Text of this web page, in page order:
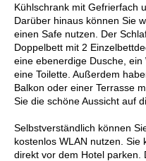
Kühlschrank mit Gefrierfach
Darüber hinaus können Sie
einen Safe nutzen. Der
Doppelbett mit 2
eine ebenerdige Dusche,
eine Toilette. Außerdem
Balkon oder einer Terrasse
Sie die schöne Aussicht auf
Selbstverständlich können
kostenlos WLAN nutzen. Sie
direkt vor dem Hotel parken.